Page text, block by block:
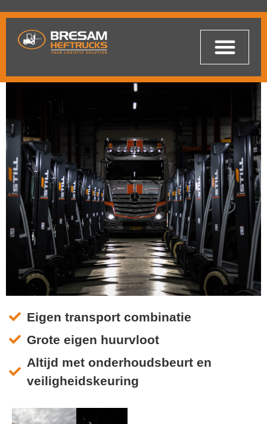
Ontdek de efficiënte transport
oplossingen van Bresam
Bekijk onze voorraad
Eigen transport combinatie
Grote eigen huurvloot
Altijd met onderhoudsbeurt en
veiligheidskeuring